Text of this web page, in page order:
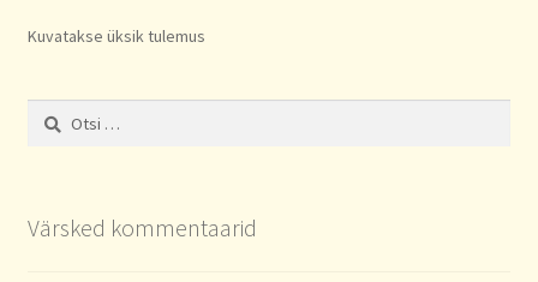
Kuvatakse üksik tulemus
Otsi:
Värsked kommentaarid